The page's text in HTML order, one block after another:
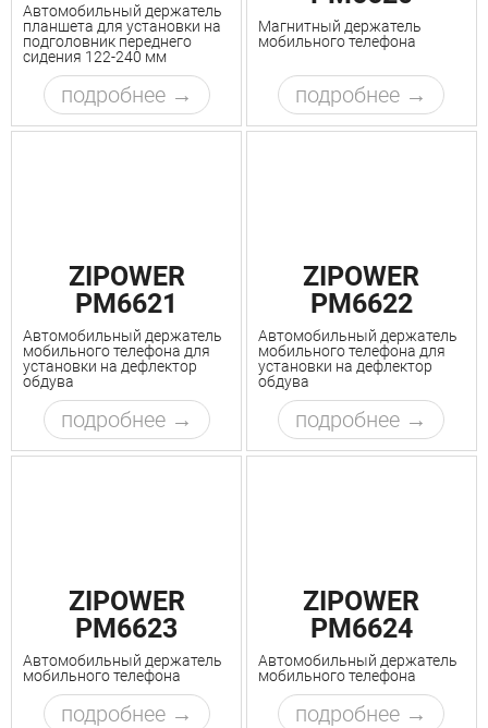
Автомобильный держатель
планшета для установки на
подголовник переднего
сидения 122-240 мм
подробнее
Магнитный держатель
мобильного телефона
подробнее
ZIPOWER
PM6621
Автомобильный держатель
мобильного телефона для
установки на дефлектор
обдува
подробнее
ZIPOWER
PM6622
Автомобильный держатель
мобильного телефона для
установки на дефлектор
обдува
подробнее
ZIPOWER
PM6623
Автомобильный держатель
мобильного телефона
подробнее
ZIPOWER
PM6624
Автомобильный держатель
мобильного телефона
подробнее